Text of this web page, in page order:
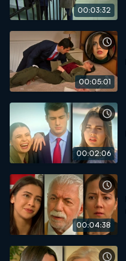
00:03:32
00:05:01
00:02:06
00:04:38